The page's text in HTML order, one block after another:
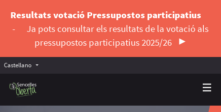
Resultats votació Pressupostos participatius
-
Ja pots consultar els resultats de la votació als
pressupostos participatius 2025/26
Castellano Triar la llengua